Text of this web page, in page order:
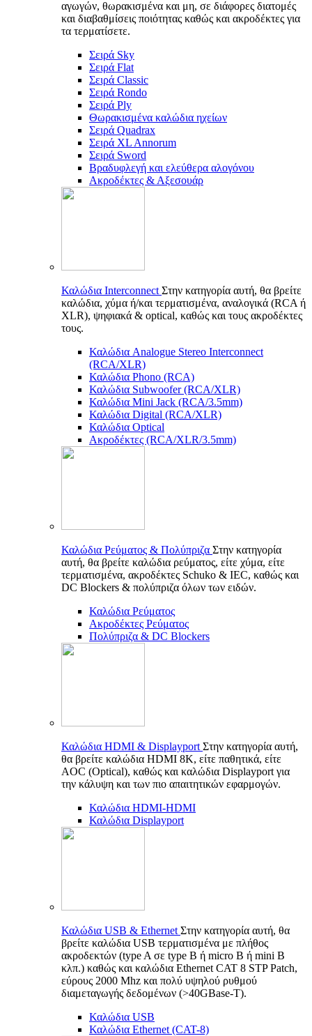
αγωγών, θωρακισμένα και μη, σε διάφορες διατομές
και διαβαθμίσεις ποιότητας καθώς και ακροδέκτες για
τα τερματίσετε.
Σειρά Sky
Σειρά Flat
Σειρά Classic
Σειρά Rondo
Σειρά Ply
Θωρακισμένα καλώδια ηχείων
Σειρά Quadrax
Σειρά XL Annorum
Σειρά Sword
Βραδυφλεγή και ελεύθερα αλογόνου
Ακροδέκτες & Αξεσουάρ
Καλώδια Interconnect Στην κατηγορία αυτή, θα βρείτε
καλώδια, χύμα ή/και τερματισμένα, αναλογικά (RCA ή
XLR), ψηφιακά & optical, καθώς και τους ακροδέκτες
τους.
Καλώδια Analogue Stereo Interconnect
(RCA/XLR)
Καλώδια Phono (RCA)
Καλώδια Subwoofer (RCA/XLR)
Καλώδια Mini Jack (RCA/3.5mm)
Καλώδια Digital (RCA/XLR)
Καλώδια Optical
Ακροδέκτες (RCA/XLR/3.5mm)
Καλώδια Ρεύματος & Πολύπριζα Στην κατηγορία
αυτή, θα βρείτε καλώδια ρεύματος, είτε χύμα, είτε
τερματισμένα, ακροδέκτες Schuko & IEC, καθώς και
DC Blockers & πολύπριζα όλων των ειδών.
Καλώδια Ρεύματος
Ακροδέκτες Ρεύματος
Πολύπριζα & DC Blockers
Καλώδια HDMI & Displayport Στην κατηγορία αυτή,
θα βρείτε καλώδια HDMI 8K, είτε παθητικά, είτε
AOC (Optical), καθώς και καλώδια Displayport για
την κάλυψη και των πιο απαιτητικών εφαρμογών.
Καλώδια HDMI-HDMI
Καλώδια Displayport
Καλώδια USB & Ethernet Στην κατηγορία αυτή, θα
βρείτε καλώδια USB τερματισμένα με πλήθος
ακροδεκτών (type A σε type B ή micro B ή mini B
κλπ.) καθώς και καλώδια Ethernet CAT 8 STP Patch,
εύρους 2000 Mhz και πολύ υψηλού ρυθμού
διαμεταγωγής δεδομένων (>40GBase-T).
Καλώδια USB
Καλώδια Ethernet (CAT-8)